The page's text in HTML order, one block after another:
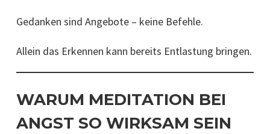
Gedanken sind Angebote – keine Befehle.
Allein das Erkennen kann bereits Entlastung bringen.
WARUM MEDITATION BEI
ANGST SO WIRKSAM SEIN